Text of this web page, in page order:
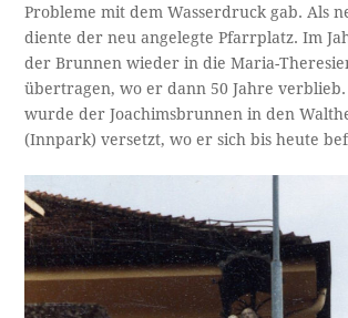
Probleme mit dem Wasserdruck gab. Als
diente der neu angelegte Pfarrplatz. Im
der Brunnen wieder in die Maria-
übertragen, wo er dann 50 Jahre verblieb.
wurde der Joachimsbrunnen in den
(Innpark) versetzt, wo er sich bis heute